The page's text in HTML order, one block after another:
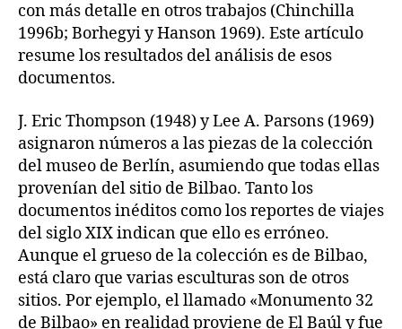
con más detalle en otros trabajos (Chinchilla
1996b; Borhegyi y Hanson 1969). Este artículo
resume los resultados del análisis de esos
documentos.
J. Eric Thompson (1948) y Lee A. Parsons (1969)
asignaron números a las piezas de la colección
del museo de Berlín, asumiendo que todas ellas
provenían del sitio de Bilbao. Tanto los
documentos inéditos como los reportes de viajes
del siglo XIX indican que ello es erróneo.
Aunque el grueso de la colección es de Bilbao,
está claro que varias esculturas son de otros
sitios. Por ejemplo, el llamado «Monumento 32
de Bilbao» en realidad proviene de El Baúl y fue